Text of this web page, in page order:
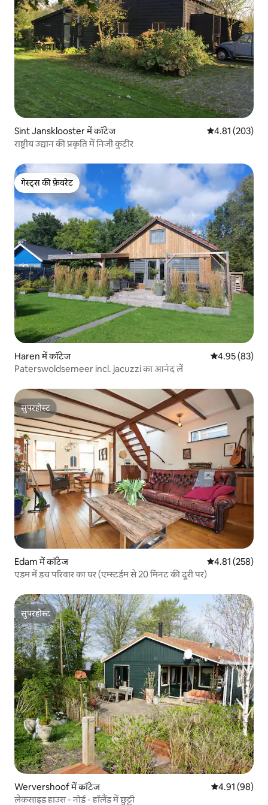
Sint Jansklooster में कॉटेज औसत रेटिंग 5 में से
4.81 (203)
राष्ट्रीय उद्यान की प्रकृति में निजी कुटीर
गेस्ट्स की फ़ेवरेट
गेस्ट्स की फ़ेवरेट
Haren में कॉटेज औसत रेटिंग 5 में
4.95 (83)
Paterswoldsemeer incl. jacuzzi का आनंद लें
सुपरहोस्ट
सुपरहोस्ट
Edam में कॉटेज औसत रेटिंग 5 में से
4.81 (258)
एडम में डच परिवार का घर (एम्स्टर्डम से 20 मिनट की दूरी पर)
सुपरहोस्ट
सुपरहोस्ट
Wervershoof में कॉटेज औसत रेटिंग 5 में
4.91 (98)
लेकसाइड हाउस - नोर्ड - हॉलैंड में छुट्टी